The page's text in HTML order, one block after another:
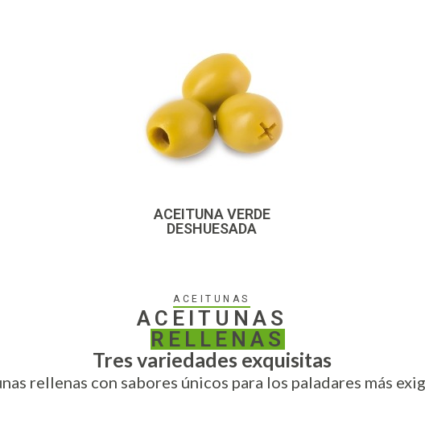
ACEITUNA VERDE
DESHUESADA
ACEITUNAS
ACEITUNAS
RELLENAS
Tres variedades exquisitas
rellenas con sabores únicos para los paladares más